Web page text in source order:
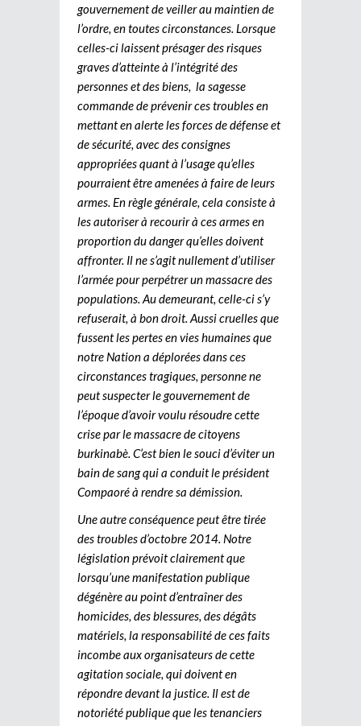
gouvernement de veiller au maintien de
l’ordre, en toutes circonstances. Lorsque
celles-ci laissent présager des risques
graves d’atteinte à l’intégrité des
personnes et des biens, la sagesse
commande de prévenir ces troubles en
mettant en alerte les forces de défense et
de sécurité, avec des consignes
appropriées quant à l’usage qu’elles
pourraient être amenées à faire de leurs
armes. En règle générale, cela consiste à
les autoriser à recourir à ces armes en
proportion du danger qu’elles doivent
affronter. Il ne s’agit nullement d’utiliser
l’armée pour perpétrer un massacre des
populations. Au demeurant, celle-ci s’y
refuserait, à bon droit. Aussi cruelles que
fussent les pertes en vies humaines que
notre Nation a déplorées dans ces
circonstances tragiques, personne ne
peut suspecter le gouvernement de
l’époque d’avoir voulu résoudre cette
crise par le massacre de citoyens
burkinabè. C’est bien le souci d’éviter un
bain de sang qui a conduit le président
Compaoré à rendre sa démission.
Une autre conséquence peut être tirée
des troubles d’octobre 2014. Notre
législation prévoit clairement que
lorsqu’une manifestation publique
dégénère au point d’entraîner des
homicides, des blessures, des dégâts
matériels, la responsabilité de ces faits
incombe aux organisateurs de cette
agitation sociale, qui doivent en
répondre devant la justice. Il est de
notoriété publique que les tenanciers